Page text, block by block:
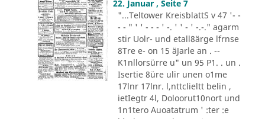
22. Januar , Seite 7
"...Teltower KreisblattS v 47 '- -
- - " ' ' - - - ' -. ' ' - ' -.-." agarm
stir Uolr- und etall8ärge lfrnse
8Tre e- on 15 äJarle an . --
K1nllorsürre u" un 95 P1. . un .
Isertie 8üre ulir unen o1me
17lnr 17lnr. l,nttclieltt belin ,
ietIegtr 4l, Doloorut10nort und
1n1tero Auoatatrum ' :ter :e